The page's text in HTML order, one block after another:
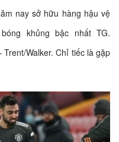
nay sở hữu hàng hậu vệ
khủng bậc nhất TG.
Walker. Chỉ tiếc là gặp